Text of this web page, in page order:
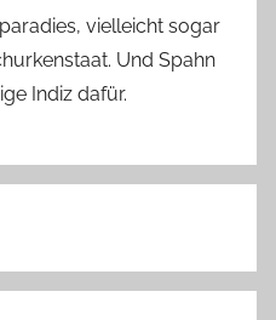
vielleicht sogar
Und Spahn
Indiz dafür.